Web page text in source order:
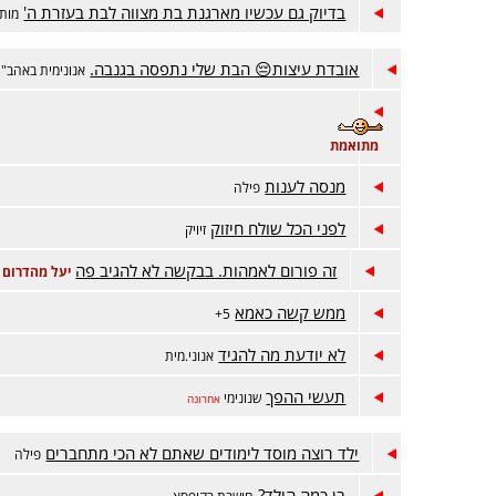
בדיוק גם עכשיו מארגנת בת מצווה לבת בעזרת ה'
אובדת עיצות😔 הבת שלי נתפסה בגנבה. אנונימית
מתואמת
מנסה לענות פילה
לפני הכל שולח חיזוק זיויק
זה פורום לאמהות. בבקשה לא להגיב פה יעל מהדרום
ממש קשה כאמא 5+
לא יודעת מה להגיד אנוני.מית
תעשי ההפך שנונימי אחרונה
ילד רוצה מוסד לימודים שאתם לא הכי מתחברים פילה